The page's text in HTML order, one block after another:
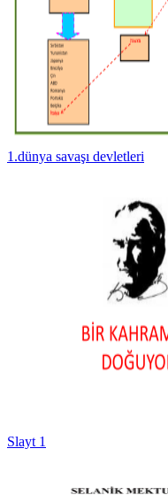
1.dünya savaşı devletleri
Slayt 1